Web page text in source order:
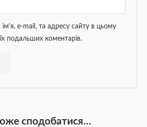
e-mail, та адресу сайту в цьому
подальших коментарів.
сподобатися…